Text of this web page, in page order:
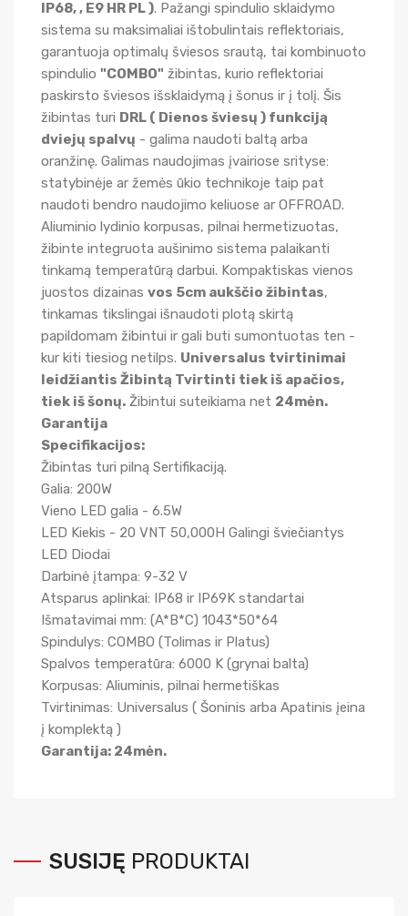
IP68, , E9 HR PL ). Pažangi spindulio sklaidymo
sistema su maksimaliai ištobulintais reflektoriais,
garantuoja optimalų šviesos srautą, tai kombinuoto
spindulio "COMBO" žibintas, kurio reflektoriai
paskirsto šviesos išsklaidymą į šonus ir į tolį. Šis
žibintas turi DRL ( Dienos šviesų ) funkciją
dviejų spalvų - galima naudoti baltą arba
oranžinę. Galimas naudojimas įvairiose srityse:
statybinėje ar žemės ūkio technikoje taip pat
naudoti bendro naudojimo keliuose ar OFFROAD.
Aliuminio lydinio korpusas, pilnai hermetizuotas,
žibinte integruota aušinimo sistema palaikanti
tinkamą temperatūrą darbui. Kompaktiskas vienos
juostos dizainas vos 5cm aukščio žibintas,
tinkamas tikslingai išnaudoti plotą skirtą
papildomam žibintui ir gali buti sumontuotas ten -
kur kiti tiesiog netilps. Universalus tvirtinimai
leidžiantis Žibintą Tvirtinti tiek iš apačios,
tiek iš šonų. Žibintui suteikiama net 24mėn.
Garantija
Specifikacijos:
Žibintas turi pilną Sertifikaciją.
Galia: 200W
Vieno LED galia - 6.5W
LED Kiekis - 20 VNT 50,000H Galingi šviečiantys
LED Diodai
Darbinė įtampa: 9-32 V
Atsparus aplinkai: IP68 ir IP69K standartai
Išmatavimai mm: (A*B*C) 1043*50*64
Spindulys: COMBO (Tolimas ir Platus)
Spalvos temperatūra: 6000 K (grynai balta)
Korpusas: Aliuminis, pilnai hermetiškas
Tvirtinimas: Universalus ( Šoninis arba Apatinis įeina
į komplektą )
Garantija: 24mėn.
SUSIJĘ PRODUKTAI